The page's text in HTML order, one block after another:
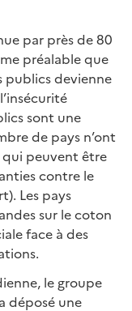
par près de 80
préalable que
publics devienne
sont une
de pays n’ont
qui peuvent être
contre le
Les pays
sur le coton
face à des
le groupe
déposé une